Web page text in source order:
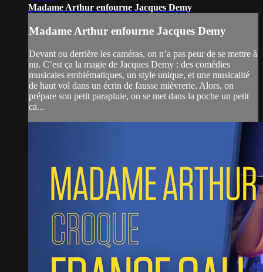
Madame Arthur enfourne Jacques Demy
Madame Arthur enfourne Jacques Demy
Devant ou derrière les caméras, on n’a pas peur de se mettre à
nu. C’est ça la magie de Jacques Demy : des comédies
musicales emblématiques, un style unique, et une musicalité
de haut vol dans un écrin de fausse mièvrerie. Alors, on
prépare son petit parapluie, on se met dans la poche un petit
ca...